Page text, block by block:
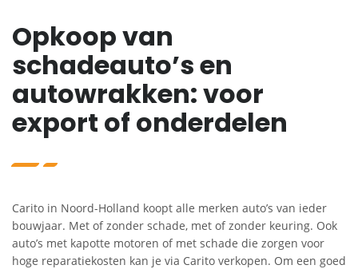
Opkoop van
schadeauto’s en
autowrakken: voor
export of onderdelen
Carito in Noord-Holland koopt alle merken auto’s van ieder
bouwjaar. Met of zonder schade, met of zonder keuring. Ook
auto’s met kapotte motoren of met schade die zorgen voor
hoge reparatiekosten kan je via Carito verkopen. Om een goed